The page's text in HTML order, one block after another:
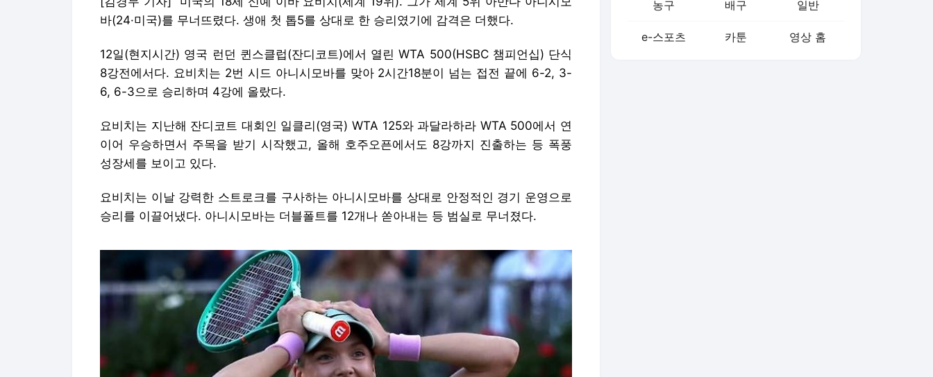
바(24·미국)를 무너뜨렸다. 생애 첫 톱5를 상대로 한 승리였기에 감격은 더했다.
12일(현지시간) 영국 런던 퀸스클럽(잔디코트)에서 열린 WTA 500(HSBC 챔피언십) 단식
8강전에서다. 요비치는 2번 시드 아니시모바를 맞아 2시간18분이 넘는 접전 끝에 6-2, 3-
6, 6-3으로 승리하며 4강에 올랐다.
요비치는 지난해 잔디코트 대회인 일클리(영국) WTA 125와 과달라하라 WTA 500에서 연
이어 우승하면서 주목을 받기 시작했고, 올해 호주오픈에서도 8강까지 진출하는 등 폭풍
성장세를 보이고 있다.
요비치는 이날 강력한 스트로크를 구사하는 아니시모바를 상대로 안정적인 경기 운영으로
승리를 이끌어냈다. 아니시모바는 더블폴트를 12개나 쏟아내는 등 범실로 무너졌다.
농구 배구 일반
e-스포츠 카툰 영상 홈